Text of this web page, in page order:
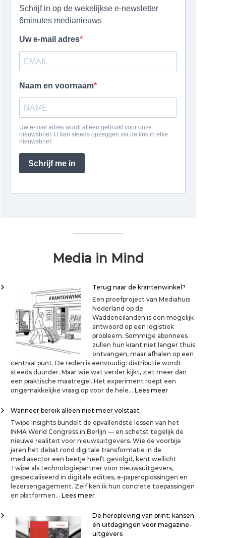
Media in Mind
Terug naar de krantenwinkel?
Een proefproject van Mediahuis
Nederland op de
Waddeneilanden is een mogelijk
antwoord op een logistiek
probleem. Sommige abonnees
zullen hun krant niet langer thuis
ontvangen, maar afhalen op een
centraal punt. De reden is eenvoudig: distributie wordt
steeds duurder. Maar wie wat verder kijkt, ziet meer dan
een praktische maatregel. Het experiment roept een
ongemakkelijke vraag op voor de hele…Lees meer:
u
g
n
a
r
d
e
a
n
Wanneer bereik alleen niet meer volstaat
Twipe Insights bundelt de opvallendste lessen van het
INMA World Congress in Berlijn — en schetst tegelijk de
nieuwe realiteit voor nieuwsuitgevers. Wie de voorbije
jaren het debat rond digitale transformatie in de
mediasector een beetje heeft gevolgd, kent wellicht
Twipe als technologiepartner voor nieuwsuitgevers,
gespecialiseerd in digitale edities, e-paperoplossingen en
lezersengagement. Zelf ken ik hun concrete toepassingen
en platformen…Lees meer:
a
n
n
De heropleving van print: kansen
en uitdagingen voor magazine-
uitgevers